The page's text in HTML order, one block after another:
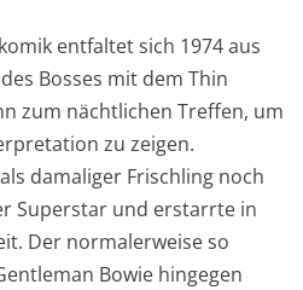
entfaltet sich 1974 aus
Bosses mit dem Thin
zum nächtlichen Treffen, um
zu zeigen.
damaliger Frischling noch
Superstar und erstarrte in
Der normalerweise so
Bowie hingegen